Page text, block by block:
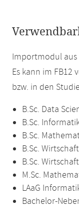
Importmodul aus
Es kann im FB12
bzw. in den
B.Sc. Data
B.Sc.
B.Sc.
B.Sc.
B.Sc.
M.Sc.
LAaG
Bachelor-